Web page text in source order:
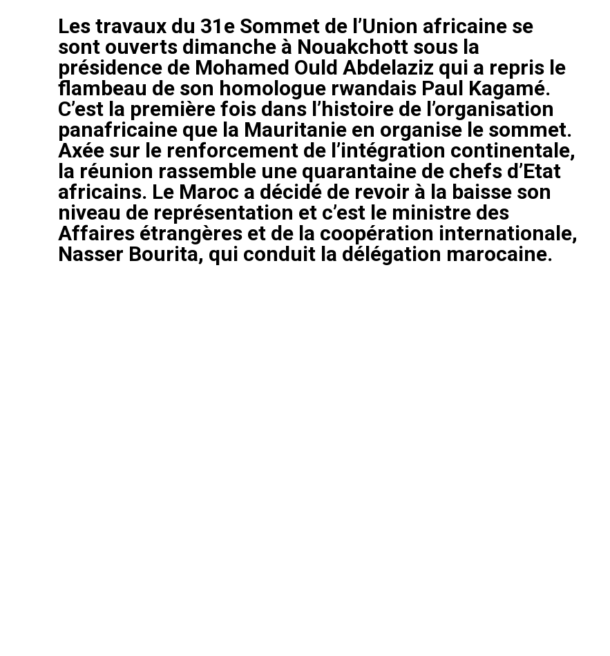
Les travaux du 31e Sommet de l’Union africaine se
sont ouverts dimanche à Nouakchott sous la
présidence de Mohamed Ould Abdelaziz qui a repris le
flambeau de son homologue rwandais Paul Kagamé.
C’est la première fois dans l’histoire de l’organisation
panafricaine que la Mauritanie en organise le sommet.
Axée sur le renforcement de l’intégration continentale,
la réunion rassemble une quarantaine de chefs d’Etat
africains. Le Maroc a décidé de revoir à la baisse son
niveau de représentation et c’est le ministre des
Affaires étrangères et de la coopération internationale,
Nasser Bourita, qui conduit la délégation marocaine.